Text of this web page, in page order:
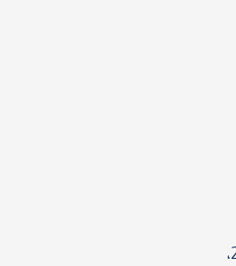
الأمريكية عام 2003،